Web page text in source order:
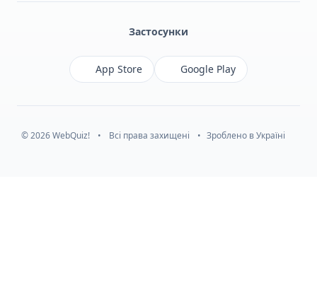
Застосунки
App Store Google Play
© 2026 WebQuiz! • Всі права захищені • Зроблено в Україні